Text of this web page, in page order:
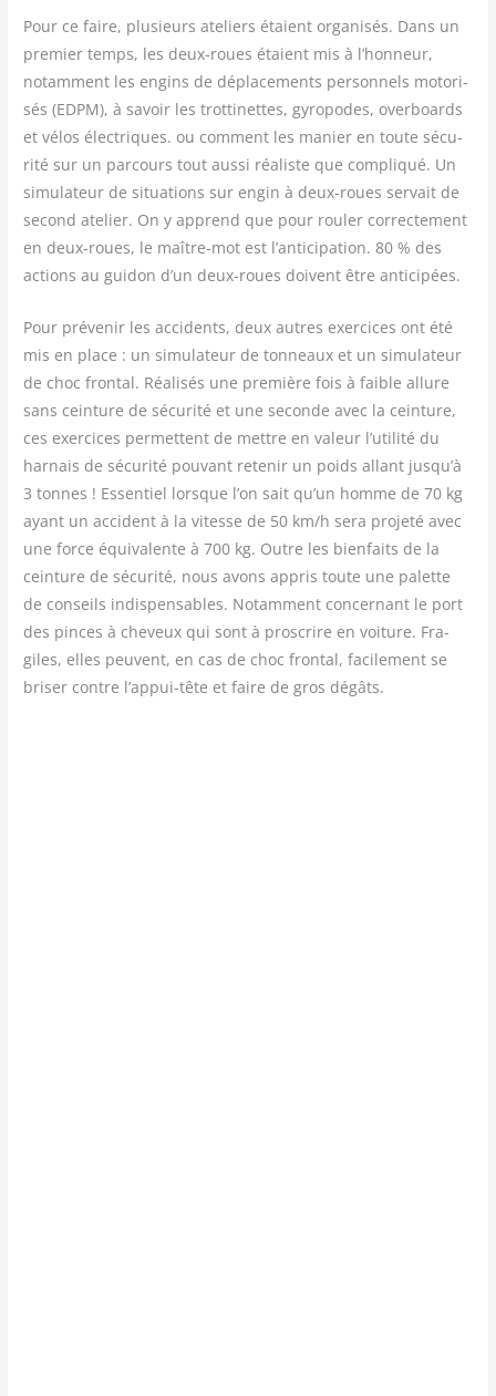
Pour ce faire, plu­sieurs ate­liers étaient orga­ni­sés. Dans un
pre­mier temps, les deux-roues étaient mis à l’honneur,
notam­ment les engins de dépla­ce­ments per­son­nels moto­ri­
sés (EDPM), à savoir les trot­ti­nettes, gyro­podes, over­boards
et vélos élec­triques. ou com­ment les manier en toute sécu­
ri­té sur un par­cours tout aus­si réa­liste que com­pli­qué. Un
simu­la­teur de situa­tions sur engin à deux-roues ser­vait de
second ate­lier. On y apprend que pour rou­ler cor­rec­te­ment
en deux-roues, le maître-mot est l’anticipation. 80 % des
actions au gui­don d’un deux-roues doivent être anticipées.
Pour pré­ve­nir les acci­dents, deux autres exer­cices ont été
mis en place : un simu­la­teur de ton­neaux et un simu­la­teur
de choc fron­tal. Réa­li­sés une pre­mière fois à faible allure
sans cein­ture de sécu­ri­té et une seconde avec la cein­ture,
ces exer­cices per­mettent de mettre en valeur l’utilité du
har­nais de sécu­ri­té pou­vant rete­nir un poids allant jusqu’à
3 tonnes ! Essen­tiel lorsque l’on sait qu’un homme de 70 kg
ayant un acci­dent à la vitesse de 50 km/​h sera pro­je­té avec
une force équi­va­lente à 700 kg. Outre les bien­faits de la
cein­ture de sécu­ri­té, nous avons appris toute une palette
de conseils indis­pen­sables. Notam­ment concer­nant le port
des pinces à che­veux qui sont à pros­crire en voi­ture. Fra­
giles, elles peuvent, en cas de choc fron­tal, faci­le­ment se
bri­ser contre l’appui-tête et faire de gros dégâts.